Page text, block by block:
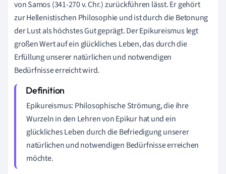
von Samos (341-270 v. Chr.) zurückführen lässt. Er gehört
zur Hellenistischen Philosophie und ist durch die Betonung
der Lust als höchstes Gut geprägt. Der Epikureismus legt
großen Wert auf ein glückliches Leben, das durch die
Erfüllung unserer natürlichen und notwendigen
Bedürfnisse erreicht wird.
Epikureismus: Philosophische Strömung, die ihre
Wurzeln in den Lehren von Epikur hat und ein
glückliches Leben durch die Befriedigung unserer
natürlichen und notwendigen Bedürfnisse erreichen
möchte.